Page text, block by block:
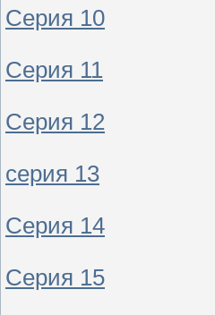
Серия 10
Серия 11
Серия 12
серия 13
Серия 14
Серия 15